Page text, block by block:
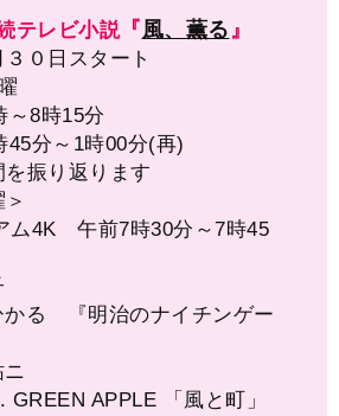
テレビ小説『風、薫る 』
３０日スタート
曜
8時15分
分～1時00分(再)
振り返ります
ム4K 午前7時30分～7時45
かる 『明治のナイチンゲー
GREEN APPLE 「風と町」